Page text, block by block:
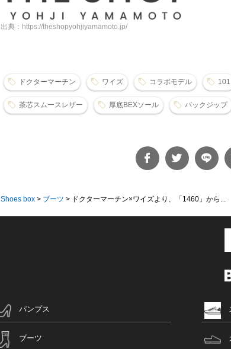
出典：https://theshopyohjiyamamoto.jp/
ドクターマーチン ワイズ コラボモデル 101
茶芯スムースレザー 厚底BEXソール バックジップ
Shoes box > ブーツ > ドクターマーチン×ワイズより、「1460」から...
パンプス
ブーツ